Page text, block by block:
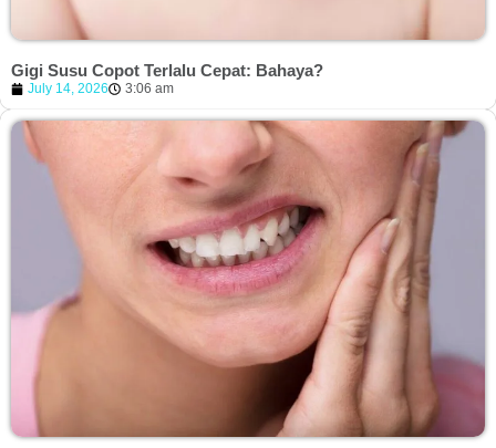
Gigi Susu Copot Terlalu Cepat: Bahaya?
July 14, 2026 3:06 am